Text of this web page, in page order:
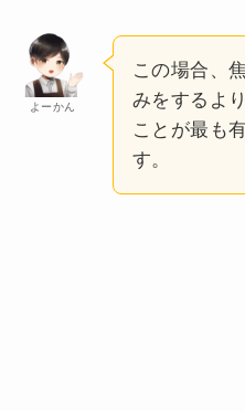
よーかん
この場合、
みをするよ
ことが最も
す。